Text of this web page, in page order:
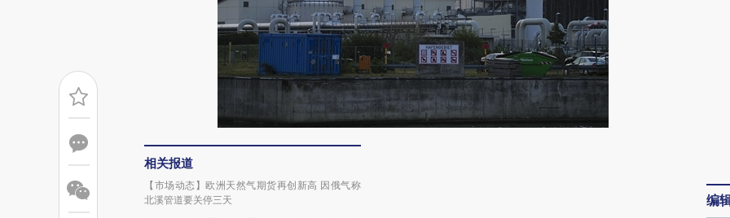
相关报道
【市场动态】欧洲天然气期货再创新高 因俄气称
北溪管道要关停三天
编